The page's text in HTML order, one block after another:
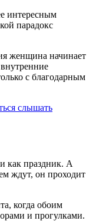
интересным
парадокс
женщина начинает
с благодарным
слышать
как праздник. А
ждут, он проходит
когда обоим
и прогулками.